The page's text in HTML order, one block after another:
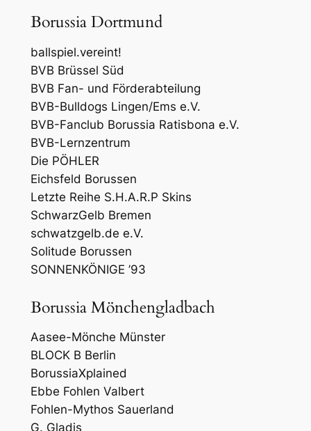
Borussia Dortmund
ballspiel.vereint!
BVB Brüssel Süd
BVB Fan- und Förderabteilung
BVB-Bulldogs Lingen/Ems e.V.
BVB-Fanclub Borussia Ratisbona e.V.
BVB-Lernzentrum
Die PÖHLER
Eichsfeld Borussen
Letzte Reihe S.H.A.R.P Skins
SchwarzGelb Bremen
schwatzgelb.de e.V.
Solitude Borussen
SONNENKÖNIGE ’93
Borussia Mönchengladbach
Aasee-Mönche Münster
BLOCK B Berlin
BorussiaXplained
Ebbe Fohlen Valbert
Fohlen-Mythos Sauerland
G. Gladis